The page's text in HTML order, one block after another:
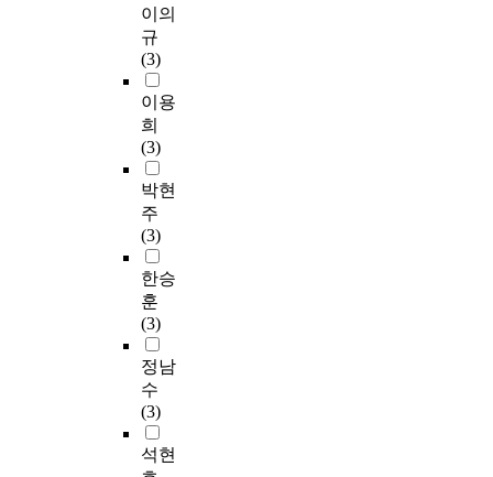
이의
규
(3)
이용
희
(3)
박현
주
(3)
한승
훈
(3)
정남
수
(3)
석현